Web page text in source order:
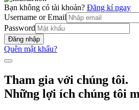
Bạn không có tài khoản? Đăng kí ngay
Username or Email
Password
Đăng nhập
Quên mật khẩu?
Tham gia với chúng tôi.
Những lợi ích chúng tôi